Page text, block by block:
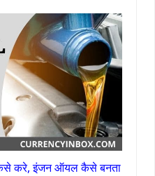
करे, इंजन ऑयल कैसे बनता